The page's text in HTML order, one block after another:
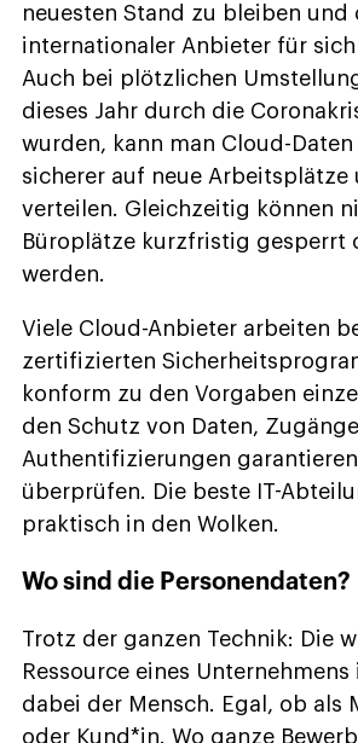
neuesten Stand zu bleiben und
internationaler Anbieter für
Auch bei plötzlichen
dieses Jahr durch die
wurden, kann man Cloud-
sicherer auf neue Arbeitsplätze
verteilen. Gleichzeitig können
Büroplätze kurzfristig gesperrt
werden.
Viele Cloud-Anbieter arbeiten
zertifizierten
konform zu den Vorgaben
den Schutz von Daten,
Authentifizierungen
überprüfen. Die beste IT-
praktisch in den Wolken.
Wo sind die Personendaten?
Trotz der ganzen Technik: Die
Ressource eines
dabei der Mensch. Egal, ob als
oder Kund*in. Wo ganze